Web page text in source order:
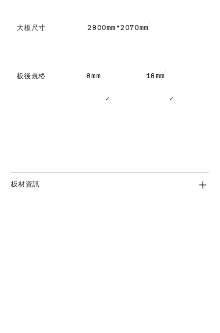
大板尺寸 2800mm*2070mm
板後規格 8mm 18mm
✓ ✓
板材資訊